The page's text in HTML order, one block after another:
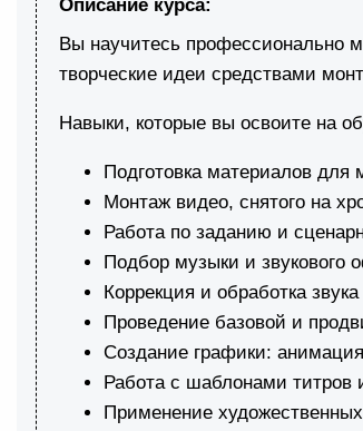
Описание курса:
Вы научитесь профессионально
творческие идеи средствами
Навыки, которые вы освоите на
Подготовка материалов
Монтаж видео, снятого на
Работа по заданию и
Подбор музыки и звукового
Коррекция и обработка звука
Проведение базовой и
Создание графики:
Работа с шаблонами титров
Применение